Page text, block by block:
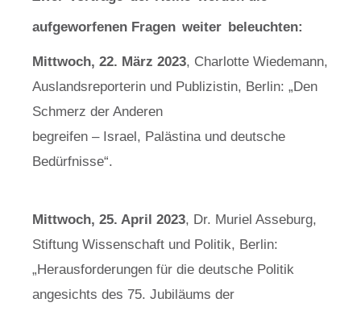
aufgeworfenen Fragen weiter beleuchten:
Mittwoch, 22. März 2023, Charlotte Wiedemann,
Auslandsreporterin und Publizistin, Berlin: „Den
Schmerz der Anderen
begreifen ‒ Israel, Palästina und deutsche
Bedürfnisse“.
Mittwoch, 25. April 2023, Dr. Muriel Asseburg,
Stiftung Wissenschaft und Politik, Berlin:
„Herausforderungen für die deutsche Politik
angesichts des 75. Jubiläums der